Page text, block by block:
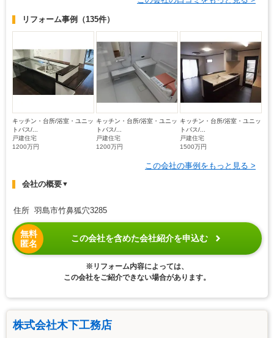
リフォーム事例 （135件）
キッチン・台所/浴室・ユニッ
トバス/...
戸建住宅
1200万円
キッチン・台所/浴室・ユニッ
トバス/...
戸建住宅
1200万円
キッチン・台所/浴室・ユニッ
トバス/...
戸建住宅
1500万円
この会社の事例をもっと見る >
会社の概要▼
住所 羽島市竹鼻狐穴3285
無料
匿名
この会社を含めた会社紹介を申込む
※リフォーム内容によっては、
この会社をご紹介できない場合があります。
株式会社木下工務店